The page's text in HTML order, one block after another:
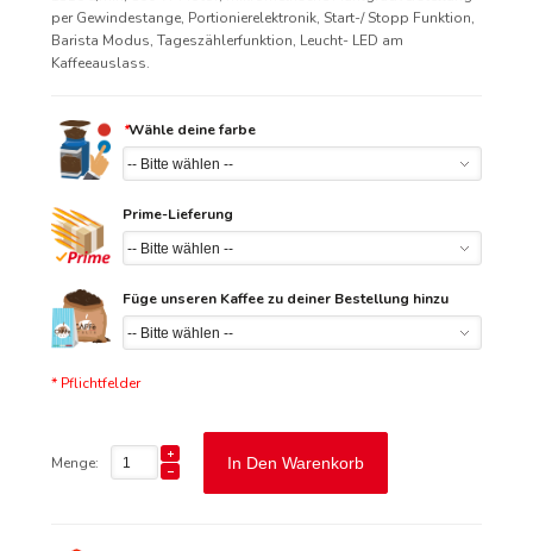
per Gewindestange, Portionierelektronik, Start-/ Stopp Funktion,
Barista Modus, Tageszählerfunktion, Leucht- LED am
Kaffeeauslass.
*Wähle deine farbe
Prime-Lieferung
Füge unseren Kaffee zu deiner Bestellung hinzu
* Pflichtfelder
Menge: In Den Warenkorb